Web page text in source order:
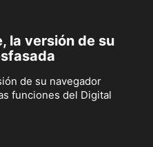
la versión de su
de su navegador
funciones del Digital